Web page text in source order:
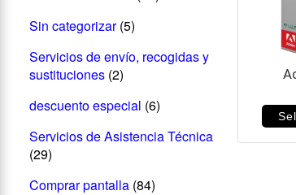
Sin categorizar (5)
Servicios de envío, recogidas y
sustituciones (2)
descuento especial (6)
Servicios de Asistencia Técnica
(29)
Comprar pantalla (84)